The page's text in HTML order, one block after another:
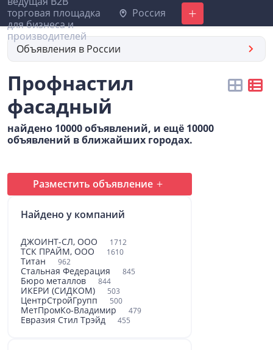
Россия Добавить
Объявления в России
Профнастил
фасадный
найдено 10000 объявлений, и ещё 10000
объявлений в ближайших городах.
Разместить объявление
Найдено у компаний
ДЖОИНТ-СЛ, ООО 1712
ТСК ПРАЙМ, ООО 1610
Титан 962
Стальная Федерация 845
Бюро металлов 844
ИКЕРИ (СИДКОМ) 503
ЦентрСтройГрупп 500
МетПромКо-Владимир 479
Евразия Стил Трэйд 455